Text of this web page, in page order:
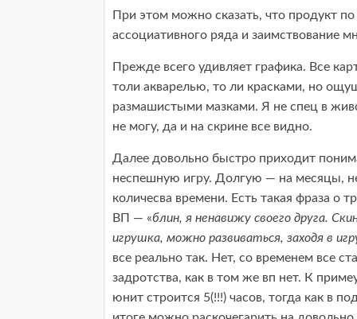
При этом можно сказать, что продукт
ассоциативного ряда и заимствование
Прежде всего удивляет графика. Все
толи акварелью, то ли красками, но
размашистыми мазками. Я не спец в
не могу, да и на скрине все видно.
Далее довольно быстро приходит
неспешную игру. Долгую — на месяцы,
количесва времени. Есть такая фраза о
ВП — «блин, я ненавижу своего друга.
игрушка, можно развиваться, заходя в
все реально так. Нет, со временем все
задротства, как в том же вп нет. К
юнит строится 5(!!!) часов, тогда как в